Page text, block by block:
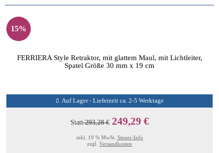
15%
FERRIERA Style Retraktor, mit glattem Maul, mit Lichtleiter,
Spatel Größe 30 mm x 19 cm
Auf Lager - Lieferzeit ca. 2-5 Werktage
Statt293,28 € 249,29 €
inkl. 19 % MwSt. Steuer-Info
zzgl. Versandkosten